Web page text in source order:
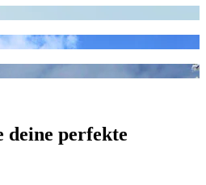
deine perfekte